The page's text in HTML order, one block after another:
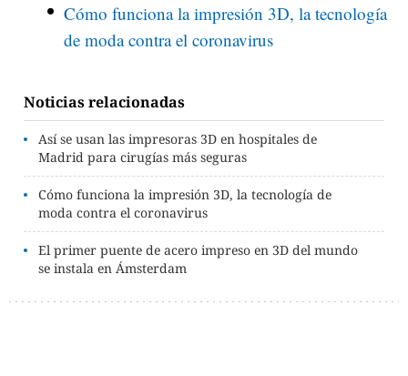
Cómo funciona la impresión 3D, la tecnología
de moda contra el coronavirus
Noticias relacionadas
Así se usan las impresoras 3D en hospitales de
Madrid para cirugías más seguras
Cómo funciona la impresión 3D, la tecnología de
moda contra el coronavirus
El primer puente de acero impreso en 3D del mundo
se instala en Ámsterdam